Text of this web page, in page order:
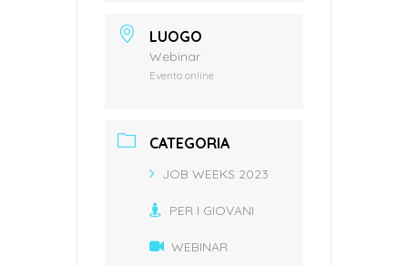
LUOGO
Webinar
Evento online
CATEGORIA
JOB WEEKS 2023
PER I GIOVANI
WEBINAR